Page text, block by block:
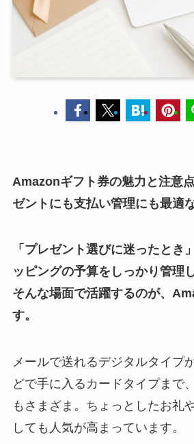
Amazonギフト券の魅力と注意
ゼントにも支払い管理にも最適
「プレゼント選びに迷ったとき
ッピングの予算をしっかり管
そんな場面で活躍するのが、
す。
メールで送れるデジタルタイプ
どで手に入るカードタイプまで
もさまざま。ちょっとしたお礼
しても人気が高まっています。